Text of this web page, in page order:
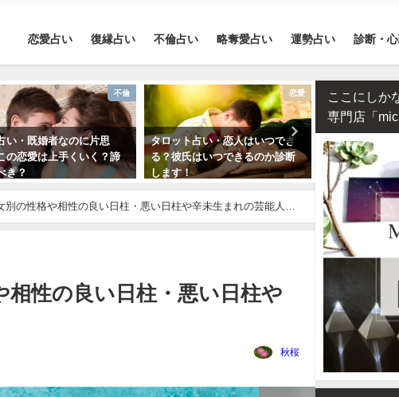
恋愛占い 復縁占い 不倫占い 略奪愛占い 運勢占い 診断・
不倫
い・既婚者なのに片思
の恋愛は上手くいく？諦
き？
恋愛
タロット占い・恋人はいつでき
る？彼氏はいつできるのか診断
します！
干支占い2026
二支＋60種類
勢・性格・相
の性格や相性の良い日柱・悪い日柱や辛未生まれの芸能人ま
相性の良い日柱・悪い日柱や
秋桜
ここにしか
専門店「